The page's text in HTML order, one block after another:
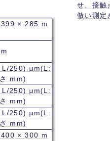
× 285 m
250) μm(L:
mm)
250) μm(L:
mm)
250) μm(L:
mm)
× 300 m
せ、接触
倣い測定